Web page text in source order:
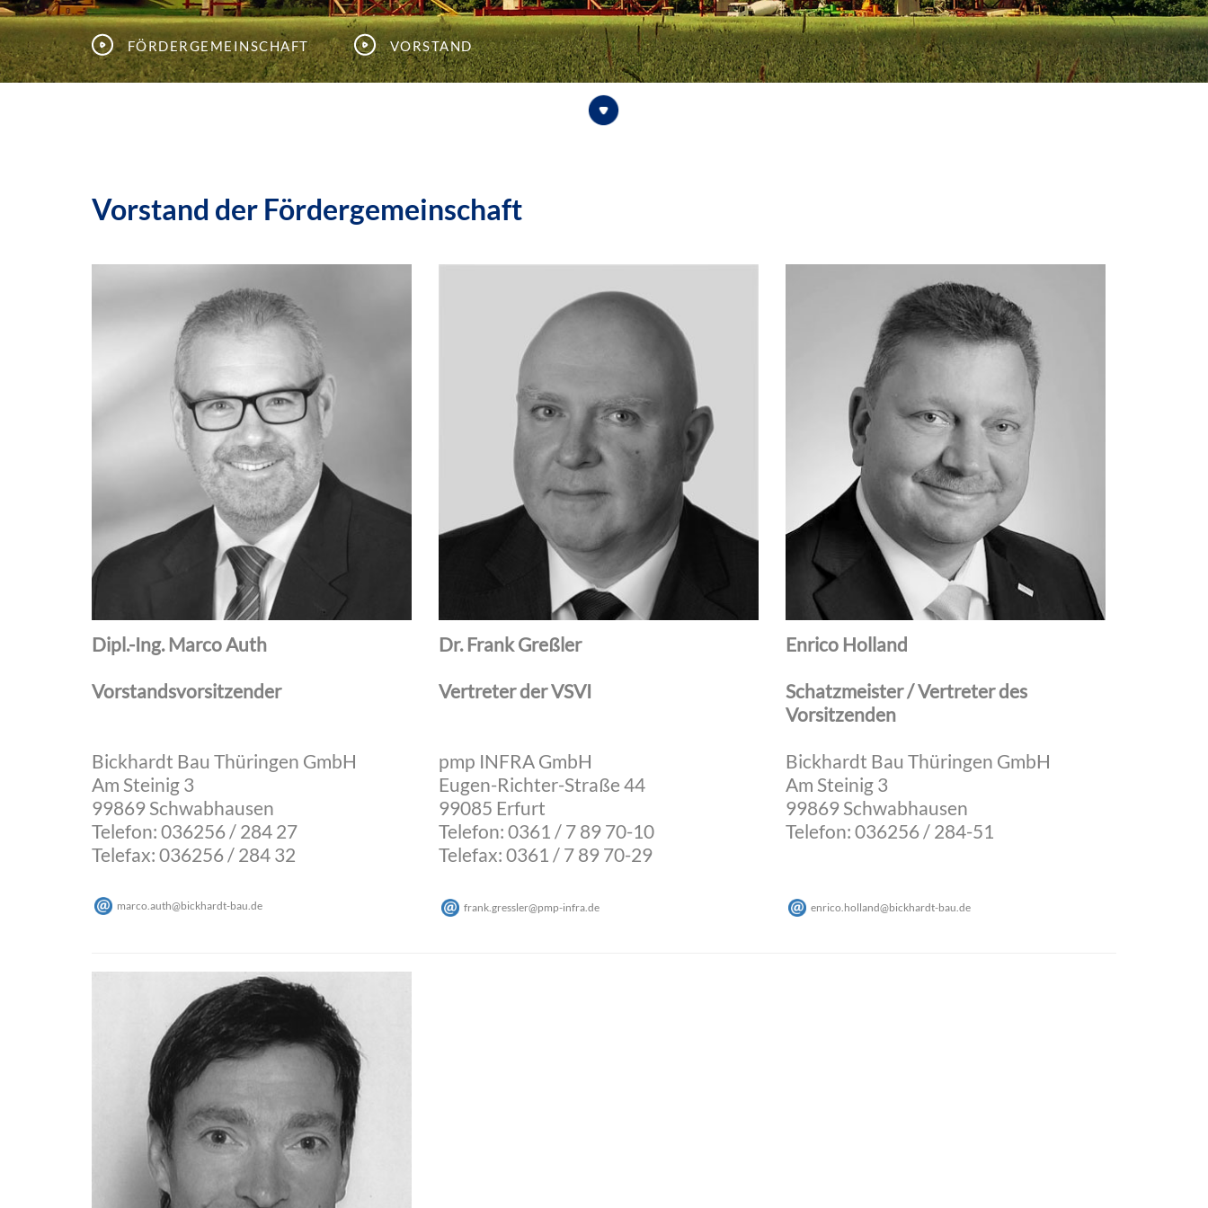
Fördergemeinschaft Vorstand
Vorstand der Fördergemeinschaft
Dipl.-Ing. Marco Auth
Vorstandsvorsitzender
Bickhardt Bau Thüringen GmbH
Am Steinig 3
99869 Schwabhausen
Telefon: 036256 / 284 27
Telefax: 036256 / 284 32
marco.auth@bickhardt-bau de
Dr. Frank Greßler
Vertreter der VSVI
pmp INFRA GmbH
Eugen-Richter-Straße 44
99085 Erfurt
Telefon: 0361 / 7 89 70-10
Telefax: 0361 / 7 89 70-29
frank.gressler@pmp-infra .de
Enrico Holland
Schatzmeister / Vertreter des
Vorsitzenden
Bickhardt Bau Thüringen GmbH
Am Steinig 3
99869 Schwabhausen
Telefon: 036256 / 284-51
enrico.holland@bickhardt-bau .de